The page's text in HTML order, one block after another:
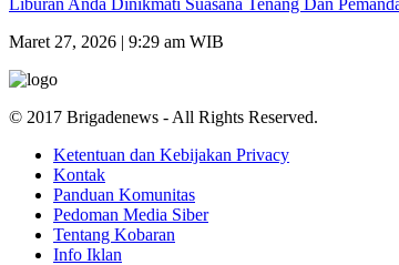
Liburan Anda Dinikmati Suasana Tenang Dan
Maret 27, 2026 | 9:29 am WIB
© 2017 Brigadenews - All Rights Reserved.
Ketentuan dan Kebijakan Privacy
Kontak
Panduan Komunitas
Pedoman Media Siber
Tentang Kobaran
Info Iklan